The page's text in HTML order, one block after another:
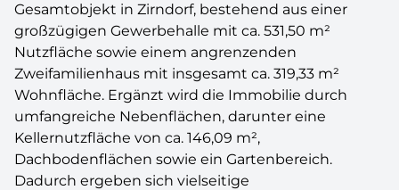
Gesamtobjekt in Zirndorf, bestehend aus einer
großzügigen Gewerbehalle mit ca. 531,50 m²
Nutzfläche sowie einem angrenzenden
Zweifamilienhaus mit insgesamt ca. 319,33 m²
Wohnfläche. Ergänzt wird die Immobilie durch
umfangreiche Nebenflächen, darunter eine
Kellernutzfläche von ca. 146,09 m²,
Dachbodenflächen sowie ein Gartenbereich.
Dadurch ergeben sich vielseitige